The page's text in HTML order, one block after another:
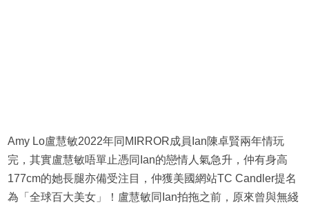
Amy Lo盧慧敏2022年同MIRROR成員Ian陳卓賢兩年情玩
完，其實盧慧敏唔單止憑同Ian的戀情人氣急升，仲有身高
177cm的她長腿亦備受注目，仲獲美國網站TC Candler提名
為「全球百大美女」！盧慧敏同Ian拍拖之前，原來曾與無綫